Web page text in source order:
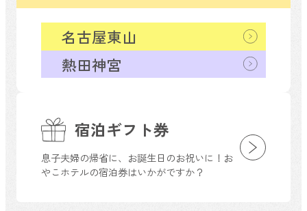
宿泊ギフト券
息子夫婦の帰省に、お誕生日のお祝いに！お
やこホテルの宿泊券はいかがですか？
熱田神宮
名古屋東山